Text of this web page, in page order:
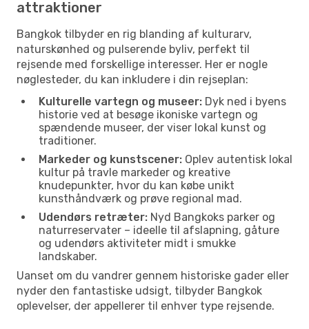
attraktioner
Bangkok tilbyder en rig blanding af kulturarv,
naturskønhed og pulserende byliv, perfekt til
rejsende med forskellige interesser. Her er nogle
nøglesteder, du kan inkludere i din rejseplan:
Kulturelle vartegn og museer: Dyk ned i byens
historie ved at besøge ikoniske vartegn og
spændende museer, der viser lokal kunst og
traditioner.
Markeder og kunstscener: Oplev autentisk lokal
kultur på travle markeder og kreative
knudepunkter, hvor du kan købe unikt
kunsthåndværk og prøve regional mad.
Udendørs retræter: Nyd Bangkoks parker og
naturreservater – ideelle til afslapning, gåture
og udendørs aktiviteter midt i smukke
landskaber.
Uanset om du vandrer gennem historiske gader eller
nyder den fantastiske udsigt, tilbyder Bangkok
oplevelser, der appellerer til enhver type rejsende.